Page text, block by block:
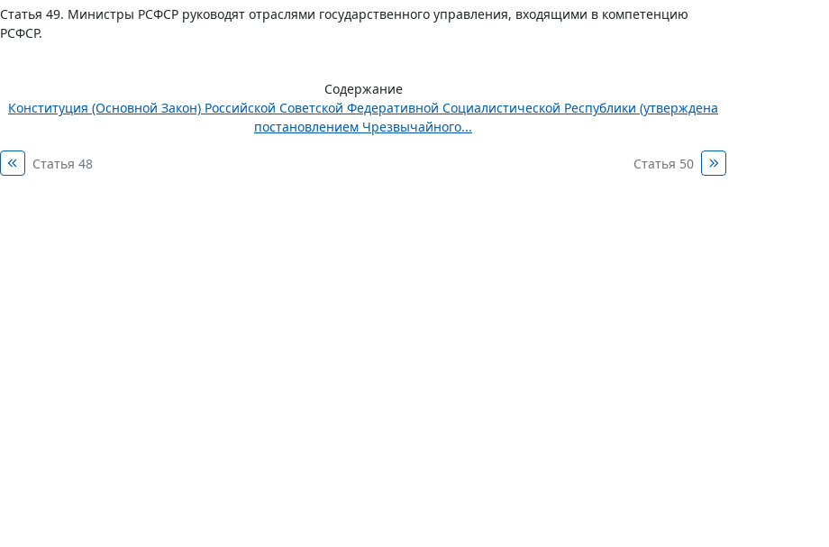
Статья 49. Министры РСФСР руководят отраслями государственного управления, входящими в компетенцию
РСФСР.
Содержание
Конституция (Основной Закон) Российской Советской Федеративной Социалистической Республики (утверждена
постановлением Чрезвычайного...
Статья 48 Статья 50